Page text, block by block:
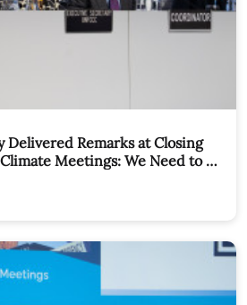
Delivered Remarks at Closing
Meetings: We Need to go